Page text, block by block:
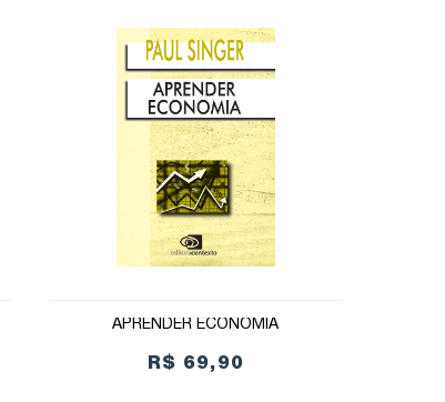
APRENDER ECONOMIA
R$ 69,90